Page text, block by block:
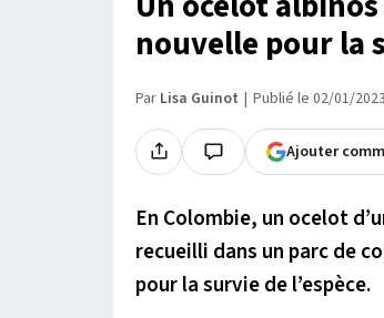
nouvelle pour la
Par Lisa Guinot Publié le 02/01/
Ajouter
En Colombie, un ocelot
recueilli dans un parc de
pour la survie de l’espèce.